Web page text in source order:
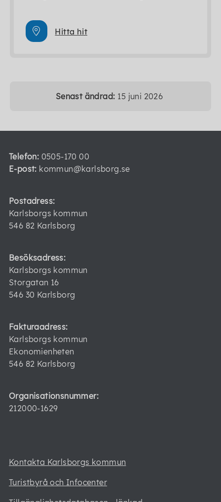
Hitta hit
Senast ändrad: 15 juni 2026
Telefon: 0505-170 00
E-post: kommun@karlsborg.se
Postadress:
Karlsborgs kommun
546 82 Karlsborg
Besöksadress:
Karlsborgs kommun
Storgatan 16
546 30 Karlsborg
Fakturaadress:
Karlsborgs kommun
Ekonomienheten
546 82 Karlsborg
Organisationsnummer:
212000-1629
Kontakta Karlsborgs kommun
Turistbyrå och Infocenter